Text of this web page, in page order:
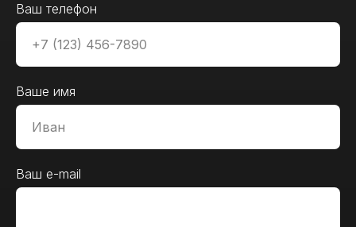
Ваш телефон
Ваше имя
Ваш e-mail